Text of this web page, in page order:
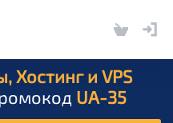
Хостинг и VPS
UA-35